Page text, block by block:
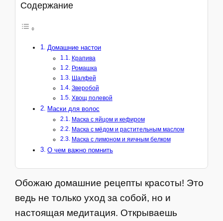
Содержание
Домашние настои
Крапива
Ромашка
Шалфей
Зверобой
Хвощ полевой
Маски для волос
Маска с яйцом и кефиром
Маска с мёдом и растительным маслом
Маска с лимоном и яичным белком
О чем важно помнить
Обожаю домашние рецепты красоты! Это
ведь не только уход за собой, но и
настоящая медитация. Открываешь